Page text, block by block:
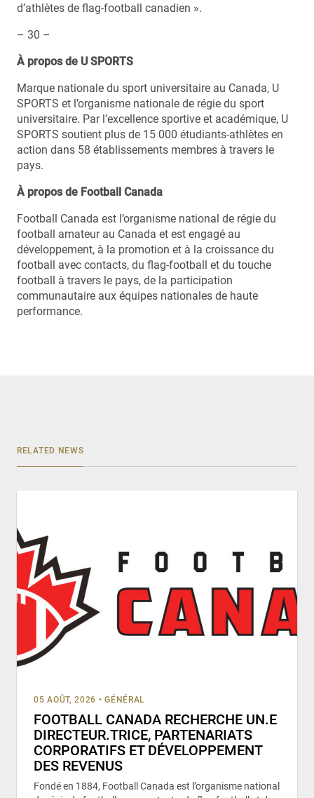
d’athlètes de flag-football canadien ».
– 30 –
À propos de U SPORTS
Marque nationale du sport universitaire au Canada, U
SPORTS et l’organisme nationale de régie du sport
universitaire. Par l’excellence sportive et académique, U
SPORTS soutient plus de 15 000 étudiants-athlètes en
action dans 58 établissements membres à travers le
pays.
À propos de Football Canada
Football Canada est l’organisme national de régie du
football amateur au Canada et est engagé au
développement, à la promotion et à la croissance du
football avec contacts, du flag-football et du touche
football à travers le pays, de la participation
communautaire aux équipes nationales de haute
performance.
RELATED NEWS
05 AOÛT, 2026 • GÉNÉRAL
FOOTBALL CANADA RECHERCHE UN.E
DIRECTEUR.TRICE, PARTENARIATS
CORPORATIFS ET DÉVELOPPEMENT
DES REVENUS
Fondé en 1884, Football Canada est l’organisme national